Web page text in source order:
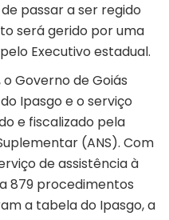
passar a ser regido
será gerido por uma
Executivo estadual.
Governo de Goiás
Ipasgo e o serviço
e fiscalizado pela
(ANS). Com
de assistência à
879 procedimentos
a tabela do Ipasgo, a